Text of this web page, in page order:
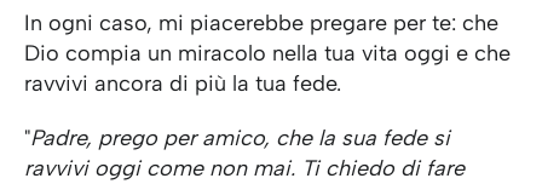
In ogni caso, mi piacerebbe pregare per te: che
Dio compia un miracolo nella tua vita oggi e che
ravvivi ancora di più la tua fede.
"Padre, prego per amico, che la sua fede si
ravvivi oggi come non mai. Ti chiedo di fare